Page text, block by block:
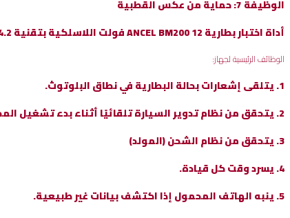
الوظيفة 7: حماية من عكس القطبية
أداة اختبار بطارية ANCEL BM200 12 فولت اللاسلكية بتقنية Bluetooth 4.2 لمراقبة صحة بطارية السيارة أندرويد آي أو إس
الوظائف الرئيسية لجهاز:
1. يتلقى إشعارات بحالة البطارية في نطاق البلوتوث.
2. يتحقق من نظام تدوير السيارة تلقائيًا أثناء بدء تشغيل المحرك.
3. يتحقق من نظام الشحن (المولد)
4. يسرد وقت كل قيادة.
5. ينبه الهاتف المحمول إذا اكتشف بيانات غير طبيعية.